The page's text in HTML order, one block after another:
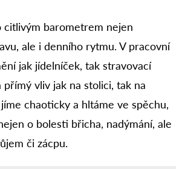
citlivým barometrem nejen
ale i denního rytmu. V pracovní
jak jídelníček, tak stravovací
přímý vliv jak na stolici, tak na
chaoticky a hltáme ve spěchu,
o bolesti břicha, nadýmání, ale
či zácpu.